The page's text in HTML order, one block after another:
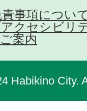
責事項につい
クセシビリ
案内
Habikino City.